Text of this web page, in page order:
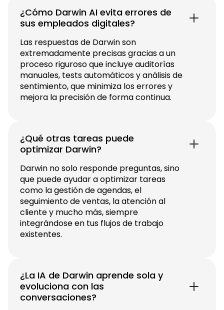
¿Cómo Darwin AI evita errores de
sus empleados digitales?
Las respuestas de Darwin son
extremadamente precisas gracias a un
proceso riguroso que incluye auditorías
manuales, tests automáticos y análisis de
sentimiento, que minimiza los errores y
mejora la precisión de forma continua.
¿Qué otras tareas puede
optimizar Darwin?
Darwin no solo responde preguntas, sino
que puede ayudar a optimizar tareas
como la gestión de agendas, el
seguimiento de ventas, la atención al
cliente y mucho más, siempre
integrándose en tus flujos de trabajo
existentes.
¿La IA de Darwin aprende sola y
evoluciona con las
conversaciones?